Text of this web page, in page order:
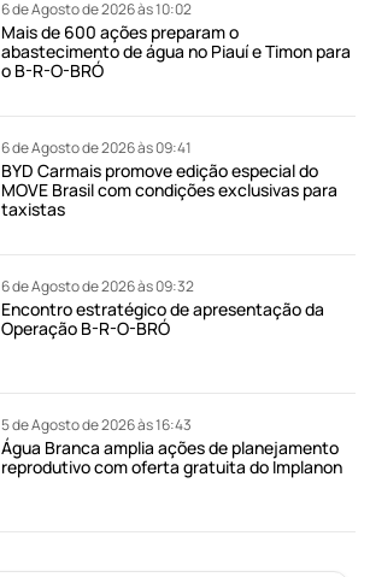
6 de Agosto de 2026 às 10:02
Mais de 600 ações preparam o
abastecimento de água no Piauí e Timon para
o B-R-O-BRÓ
6 de Agosto de 2026 às 09:41
BYD Carmais promove edição especial do
MOVE Brasil com condições exclusivas para
taxistas
6 de Agosto de 2026 às 09:32
Encontro estratégico de apresentação da
Operação B-R-O-BRÓ
5 de Agosto de 2026 às 16:43
Água Branca amplia ações de planejamento
reprodutivo com oferta gratuita do Implanon